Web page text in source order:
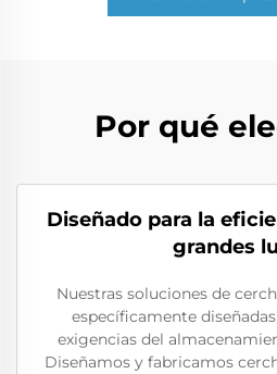
Por qué
Diseñado para la
grandes
Nuestras soluciones de
específicamente
exigencias del
Diseñamos y fabricamos